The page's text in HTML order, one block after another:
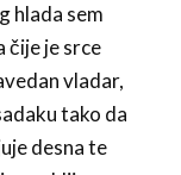
hlada sem
čije je srce
vladar,
tako da
desna te